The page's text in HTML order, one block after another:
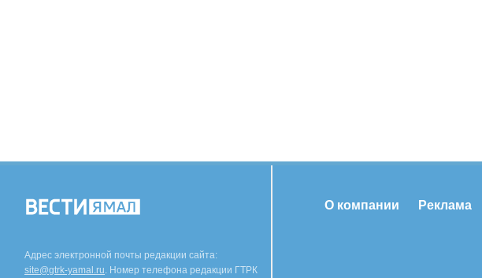
Адрес электронной почты редакции сайта:
site@gtrk-yamal.ru. Номер телефона редакции ГТРК
О компании Реклама